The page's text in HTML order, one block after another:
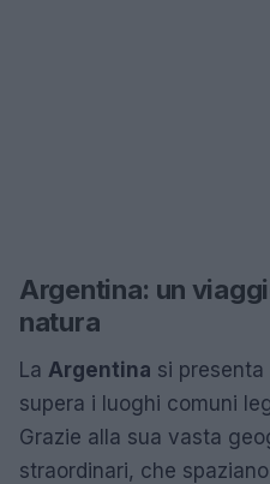
Argentina: un
natura
La Argentina si
supera i luoghi comuni
Grazie alla sua vasta
straordinari, che